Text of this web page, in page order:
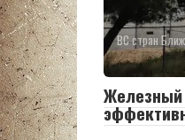
ВС стран